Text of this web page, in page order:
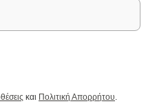
και Πολιτική Απορρήτου.